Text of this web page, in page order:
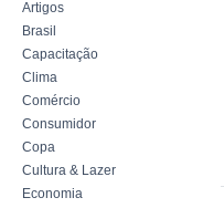
Artigos
Brasil
Capacitação
Clima
Comércio
Consumidor
Copa
Cultura & Lazer
Economia